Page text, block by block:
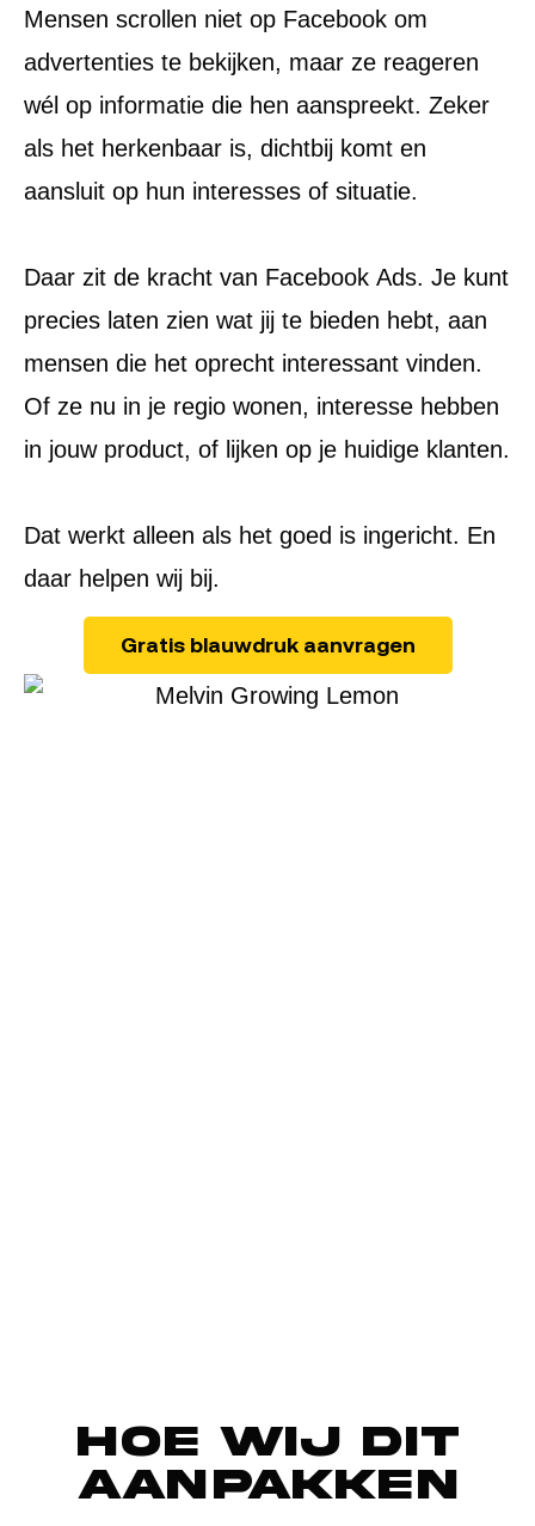
Mensen scrollen niet op Facebook om
advertenties te bekijken, maar ze reageren
wél op informatie die hen aanspreekt. Zeker
als het herkenbaar is, dichtbij komt en
aansluit op hun interesses of situatie.
Daar zit de kracht van Facebook Ads. Je kunt
precies laten zien wat jij te bieden hebt, aan
mensen die het oprecht interessant vinden.
Of ze nu in je regio wonen, interesse hebben
in jouw product, of lijken op je huidige klanten.
Dat werkt alleen als het goed is ingericht. En
daar helpen wij bij.
Gratis blauwdruk aanvragen
Hoe wij dit
aanpakken